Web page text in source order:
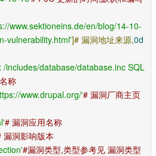
www.sektioneins.de/en/blog/14-10-
vulnerability.html']# 漏洞地址来源,0d
/includes/database/database.inc SQL
称
www.drupal.org/'# 漏洞厂商主页
# 漏洞应用名称
漏洞影响版本
#漏洞类型,类型参考见 漏洞类型